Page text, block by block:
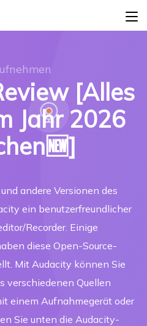
[Alles
Jahr 2026
andere Versionen des
ein benutzerfreundlicher
Recorder. Einige
diese Open-Source-
Mit Audacity können Sie
verschiedenen Quellen
einem Aufnahmegerät oder
Sie unten die Audacity-